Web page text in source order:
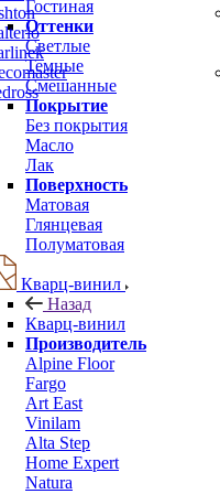
Гостиная
Оттенки
Светлые
Темные
Смешанные
Покрытие
Без покрытия
Масло
Лак
Поверхность
Матовая
Глянцевая
Полуматовая
Кварц-винил
Назад
Кварц-винил
Производитель
Alpine Floor
Fargo
Art East
Vinilam
Alta Step
Home Expert
Natura